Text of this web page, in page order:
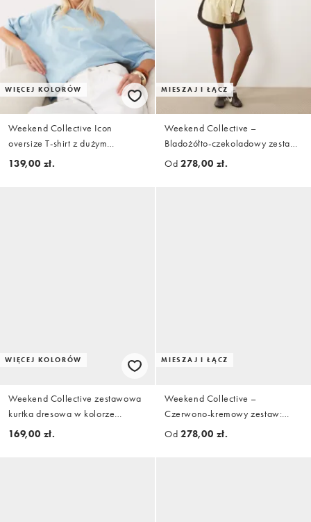
WIĘCEJ KOLORÓW
Weekend Collective Icon
oversize T-shirt z dużym
nadrukiem z tyłu w kolorze
139,00 zł.
MIESZAJ I ŁĄCZ
Weekend Collective –
Bladożółto-czekoladowy zestaw:
kurtka dresowa i szorty do
Od 278,00 zł.
WIĘCEJ KOLORÓW
Weekend Collective zestawowa
kurtka dresowa w kolorze
buttermilk i chocolate
169,00 zł.
MIESZAJ I ŁĄCZ
Weekend Collective –
Czerwono-kremowy zestaw:
kurtka dresowa i szorty do
Od 278,00 zł.